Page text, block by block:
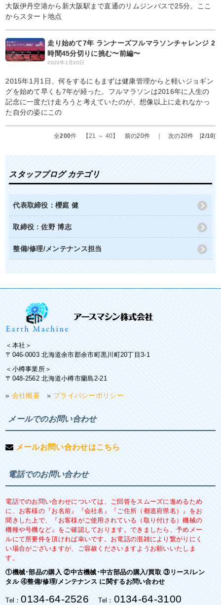
大阪伊丹空港から新大阪駅まで直通のリムジンバスで25分。ここ
からスタート地点
走り始めて7年 ランナーズフルマラソンチャレンジ 2
時間45分切りに挑む〜前編〜
2022年1月20日
2015年1月1日、何をするにもまずは健康管理からと軽いジョギン
グを始めて早くも7年が経った。フルマラソンは2016年に人生の
記念に一度だけ走ろうと考えていたのが、想像以上に走れなかっ
た自分の姿にこの
全200件 【21 ～ 40】 前の20件 次の20件 [2/10]
スタッフブログ カテゴリ
代表取締役：櫻庭 健
取締役：佐野 博志
整備/修理/メンテナンス担当
＜本社＞
〒046-0003 北海道余市郡余市町黒川町20丁目3-1
＜小樽事業所＞
〒048-2562 北海道小樽市蘭島2-21
» 会社概要 » プライバシーポリシー
メールでのお問い合わせ
メールお問い合わせはこちら
電話でのお問い合わせ
電話でのお問い合わせについては、ご回答をスムーズに進めるため
に、お客様の『お名前』『会社名』『ご住所（都道府県名）』をお
聞きした上で、『お客様がご使用されている（取り付ける）機械の
機種や号機など』をご確認しております。できましたら、予めメー
ルにて所要件を頂ければ幸いです。お電話の混雑により繋がりにく
い場合がございますが、ご容赦くださいますようお願いいたしま
す。
①機械･部品の購入 ②中古機械･中古部品の購入/買取 ③リース/レン
タル ④整備/修理/メンテナンス に関するお問い合わせ
Tel：0134-64-2526 Tel： 0134-64-3100